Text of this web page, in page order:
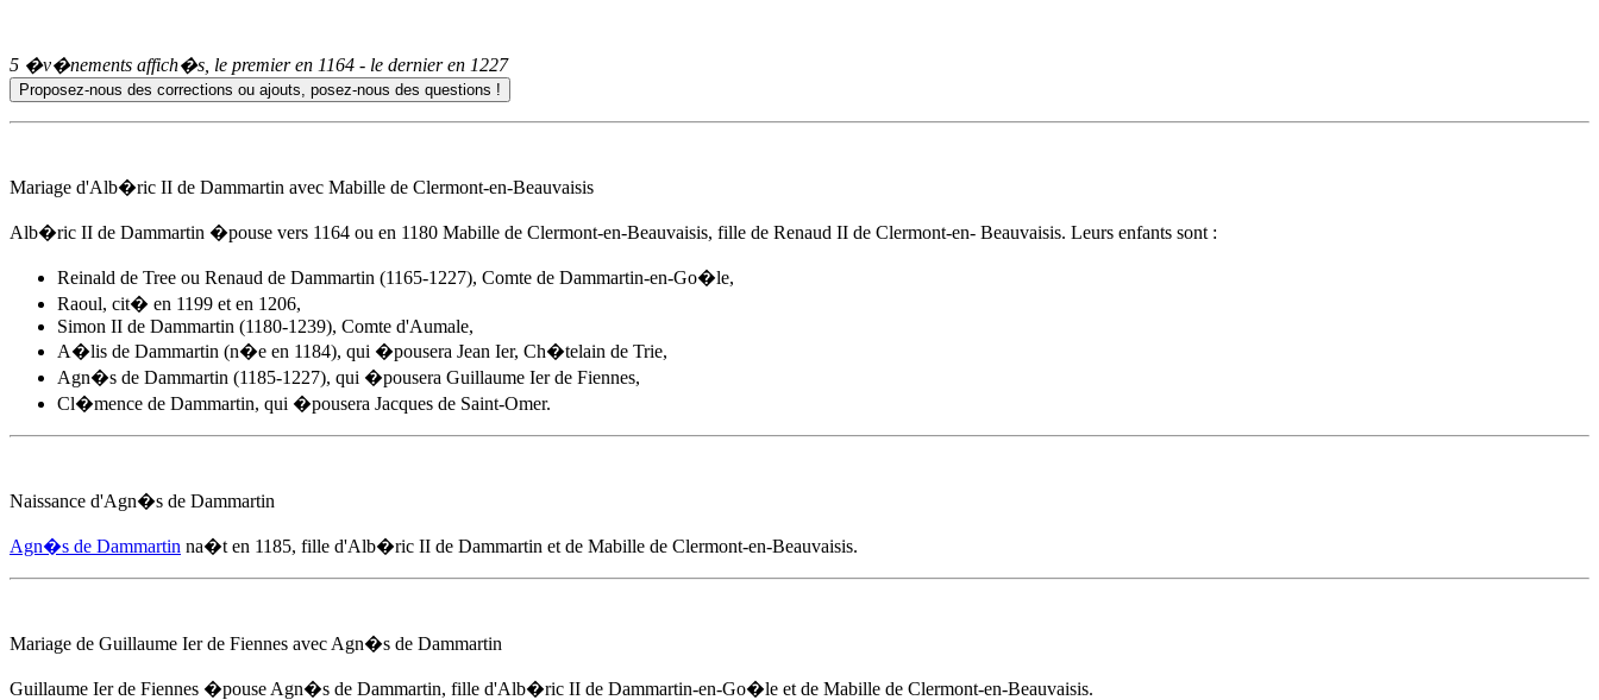
5 �v�nements affich�s, le premier en 1164 - le dernier en 1227
Mariage d'Alb�ric II de Dammartin avec Mabille de Clermont-en-Beauvaisis
Alb�ric II de Dammartin �pouse vers 1164 ou en 1180 Mabille de Clermont-en-Beauvaisis, fille de Renaud II de Clermont-en- Beauvaisis. Leurs enfants sont :
Reinald de Tree ou Renaud de Dammartin (1165-1227), Comte de Dammartin-en-Go�le,
Raoul, cit� en 1199 et en 1206,
Simon II de Dammartin (1180-1239), Comte d'Aumale,
A�lis de Dammartin (n�e en 1184), qui �pousera Jean Ier, Ch�telain de Trie,
Agn�s de Dammartin (1185-1227), qui �pousera Guillaume Ier de Fiennes,
Cl�mence de Dammartin, qui �pousera Jacques de Saint-Omer.
Naissance d'Agn�s de Dammartin
Agn�s de Dammartin na�t en 1185, fille d'Alb�ric II de Dammartin et de Mabille de Clermont-en-Beauvaisis.
Mariage de Guillaume Ier de Fiennes avec Agn�s de Dammartin
Guillaume Ier de Fiennes �pouse Agn�s de Dammartin, fille d'Alb�ric II de Dammartin-en-Go�le et de Mabille de Clermont-en-Beauvaisis.